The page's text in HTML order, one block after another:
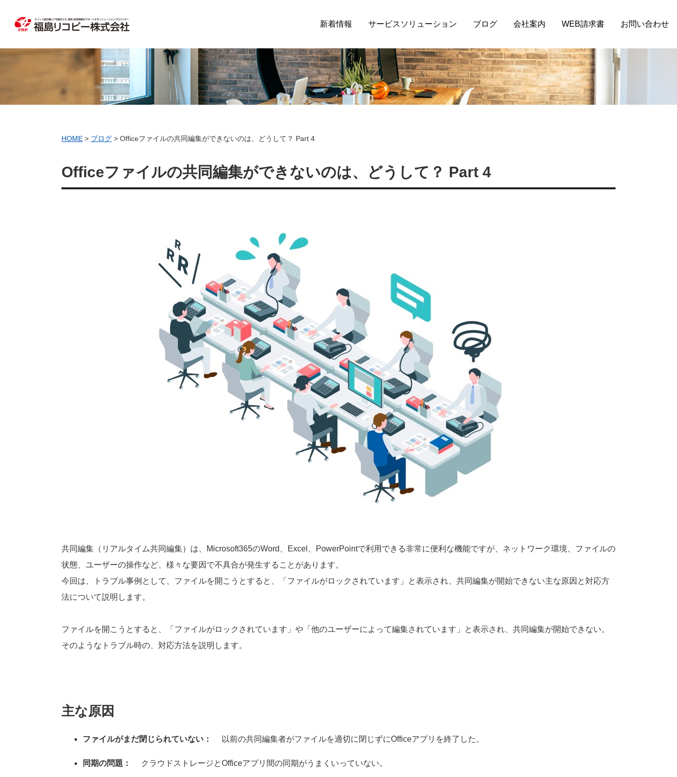
新着情報 サービスソリューション ブログ 会社案内 WEB請求書 お問い合わせ
HOME > ブログ > Officeファイルの共同編集ができないのは、どうして？ Part 4
Officeファイルの共同編集ができないのは、どうして？ Part 4
共同編集（リアルタイム共同編集）は、Microsoft365のWord、Excel、PowerPointで利用できる非常に便利な機能ですが、ネットワーク環境、ファイルの
状態、ユーザーの操作など、様々な要因で不具合が発生することがあります。
今回は、トラブル事例として、ファイルを開こうとすると、「ファイルがロックされています」と表示され、共同編集が開始できない主な原因と対応方
法について説明します。
ファイルを開こうとすると、「ファイルがロックされています」や「他のユーザーによって編集されています」と表示され、共同編集が開始できない。
そのようなトラブル時の、対応方法を説明します。
主な原因
ファイルがまだ閉じられていない： 以前の共同編集者がファイルを適切に閉じずにOfficeアプリを終了した。
同期の問題： クラウドストレージとOfficeアプリ間の同期がうまくいっていない。